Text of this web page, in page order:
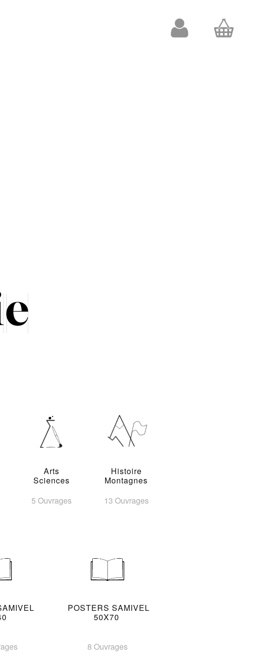
Arts
Sciences
5 Ouvrages
Histoire
Montagnes
13 Ouvrages
POSTERS SAMIVEL
50X70
8 Ouvrages